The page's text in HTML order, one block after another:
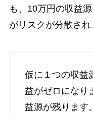
も、10万円の収益
がリスクが分散され
仮に１つの収益
益がゼロになり
益源が残ります。